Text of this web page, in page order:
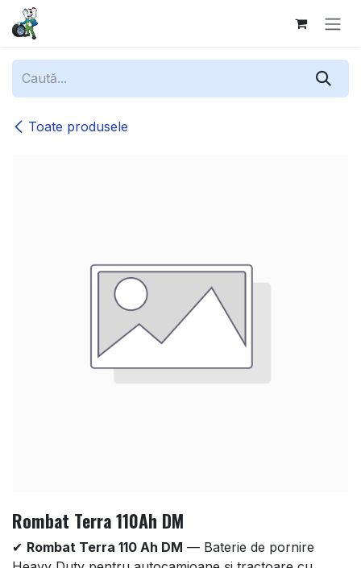
Sari la conținut
Toate produsele
Rombat Terra 110Ah DM
✔ Rombat Terra 110 Ah DM — Baterie de pornire